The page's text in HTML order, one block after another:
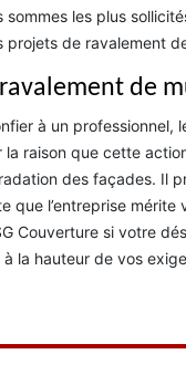
sommes les plus
projets de ravalement
de
à un professionnel,
la raison que cette
des façades. Il
que l’entreprise mérite
Couverture si votre
à la hauteur de vos